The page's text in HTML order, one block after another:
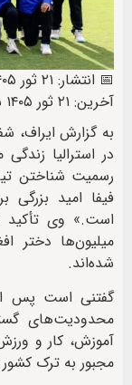
آخرین: ۲۱ ثور ۱۴۰۵ ساعت ۰۹:۳۰
به گزارش ایراف،
در استرالیا
رسمیت شناختن
فیفا امید بزرگی
است.» وی تأکید
میلیون‌ها دختر
شده‌اند.
محدودیت‌های
آموزش، کار و
مجبور به ترک